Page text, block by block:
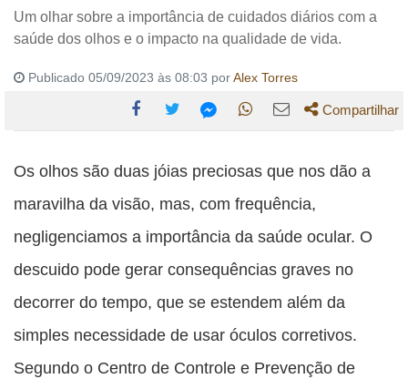
Um olhar sobre a importância de cuidados diários com a
saúde dos olhos e o impacto na qualidade de vida.
Publicado 05/09/2023 às 08:03 porAlex Torres
esta
publicação
Facebook
esta
publicação
esta
publicação
esta
publicação
esta
publicação
Compartilhar
Os olhos são duas jóias preciosas que nos dão a
maravilha da visão, mas, com frequência,
negligenciamos a importância da saúde ocular. O
descuido pode gerar consequências graves no
decorrer do tempo, que se estendem além da
simples necessidade de usar óculos corretivos.
Segundo o Centro de Controle e Prevenção de